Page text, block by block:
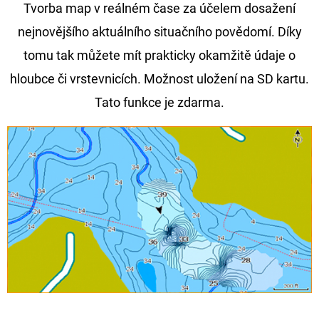
Tvorba map v reálném čase za účelem dosažení
nejnovějšího aktuálního situačního povědomí. Díky
tomu tak můžete mít prakticky okamžitě údaje o
hloubce či vrstevnicích. Možnost uložení na SD kartu.
Tato funkce je zdarma.